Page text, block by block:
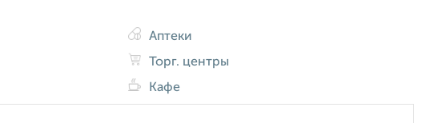
Аптеки
Торг. центры
Кафе